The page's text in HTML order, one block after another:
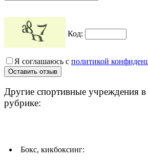
Код:
Я соглашаюсь с политикой
Другие спортивные учреждения в
рубрике:
Бокс, кикбоксинг: